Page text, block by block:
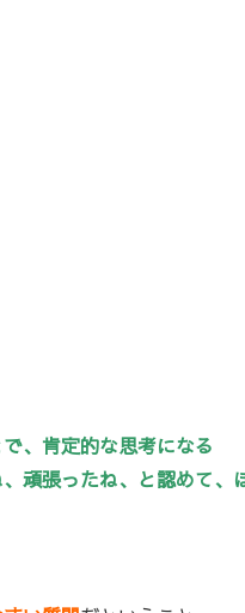
、肯定的な思考になる
頑張ったね、と認めて、